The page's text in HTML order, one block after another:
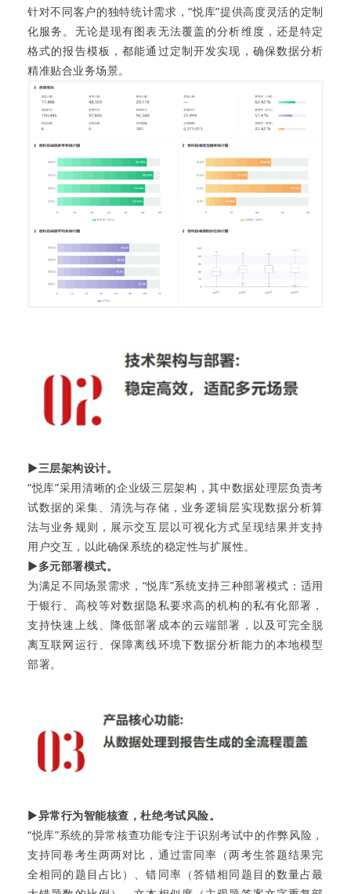
针对不同客户的独特统计需求，“悦库”提供高度灵活的定制
化服务。无论是现有图表无法覆盖的分析维度，还是特定
格式的报告模板，都能通过定制开发实现，确保数据分析
精准贴合业务场景。
▶三层架构设计。
“悦库”采用清晰的企业级三层架构，其中数据处理层负责考
试数据的采集、清洗与存储，业务逻辑层实现数据分析算
法与业务规则，展示交互层以可视化方式呈现结果并支持
用户交互，以此确保系统的稳定性与扩展性。
▶多元部署模式。
为满足不同场景需求，“悦库”系统支持三种部署模式：适用
于银行、高校等对数据隐私要求高的机构的私有化部署，
支持快速上线、降低部署成本的云端部署，以及可完全脱
离互联网运行、保障离线环境下数据分析能力的本地模型
部署。
▶异常行为智能核查，杜绝考试风险。
“悦库”系统的异常核查功能专注于识别考试中的作弊风险，
支持同卷考生两两对比，通过雷同率（两考生答题结果完
全相同的题目占比）、错同率（答错相同题目的数量占最